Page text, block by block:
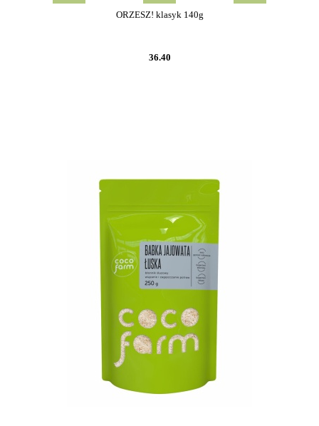
ORZESZ! klasyk 140g
36.40